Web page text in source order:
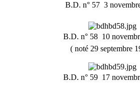
B.D. n° 57  3
B.D. n° 58  10
( noté 29 septembre
B.D. n° 59  17